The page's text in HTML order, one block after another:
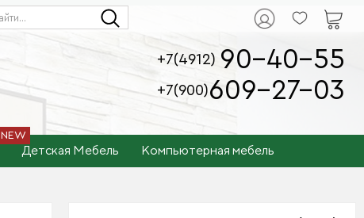
+7(4912) 90-40-55
+7(900)609-27-03
Детская Мебель Компьютерная мебель